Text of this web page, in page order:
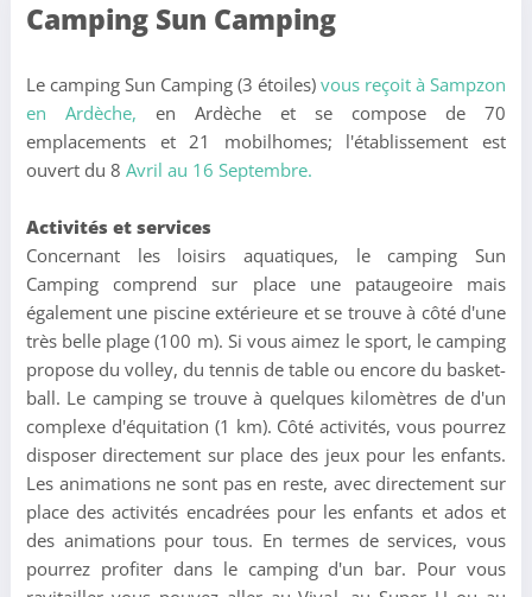
Camping Sun Camping
Le camping Sun Camping (3 étoiles)vous reçoit à Sampzon
en Ardèche, en Ardèche et se compose de 70
emplacements et 21 mobilhomes; l'établissement est
ouvert du 8 Avril au 16 Septembre.
Activités et services
Concernant les loisirs aquatiques, le camping Sun
Camping comprend sur place une pataugeoire mais
également une piscine extérieure et se trouve à côté d'une
très belle plage (100 m). Si vous aimez le sport, le camping
propose du volley, du tennis de table ou encore du basket-
ball. Le camping se trouve à quelques kilomètres de d'un
complexe d'équitation (1 km). Côté activités, vous pourrez
disposer directement sur place des jeux pour les enfants.
Les animations ne sont pas en reste, avec directement sur
place des activités encadrées pour les enfants et ados et
des animations pour tous. En termes de services, vous
pourrez profiter dans le camping d'un bar. Pour vous